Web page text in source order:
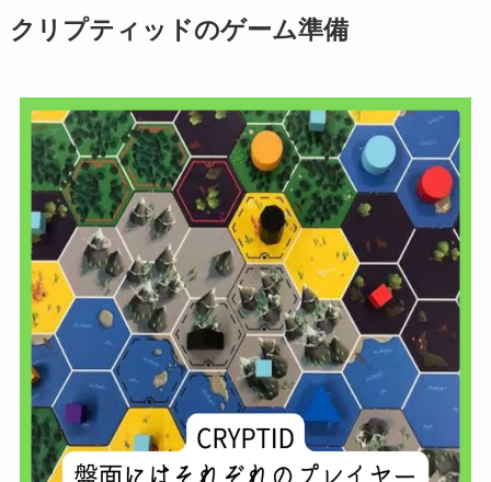
クリプティッドのゲーム準備